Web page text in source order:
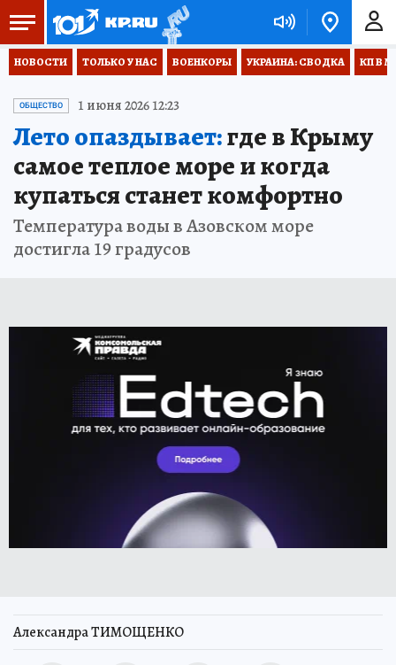
НОВОСТИ ТОЛЬКО У НАС ВОЕНКОРЫ УКРАИНА: СВОДКА КП В
ОБЩЕСТВО 1 июня 2026 12:23
Лето опаздывает:где в Крыму
самое теплое море и когда
купаться станет комфортно
Температура воды в Азовском море
достигла 19 градусов
Александра ТИМОЩЕНКО